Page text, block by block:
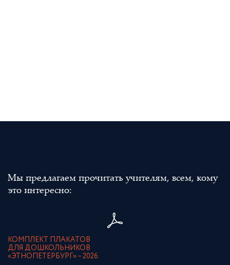
Мы предлагаем прочитать учителям, всем, кому
это интересно:
КОМПЛЕКТ ПЛАКАТОВ
ДЛЯ ДОШКОЛЬНИКОВ
«ЭТНОПЕТЕРБУРГ» – 2026